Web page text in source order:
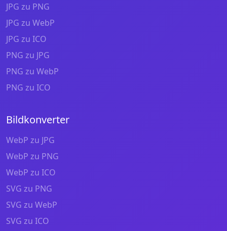
JPG zu PNG
JPG zu WebP
JPG zu ICO
PNG zu JPG
PNG zu WebP
PNG zu ICO
Bildkonverter
WebP zu JPG
WebP zu PNG
WebP zu ICO
SVG zu PNG
SVG zu WebP
SVG zu ICO